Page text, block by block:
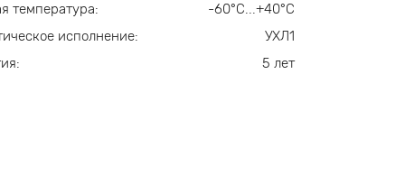
температура:
-60°С...+40°С
исполнение:
УХЛ1
5 лет